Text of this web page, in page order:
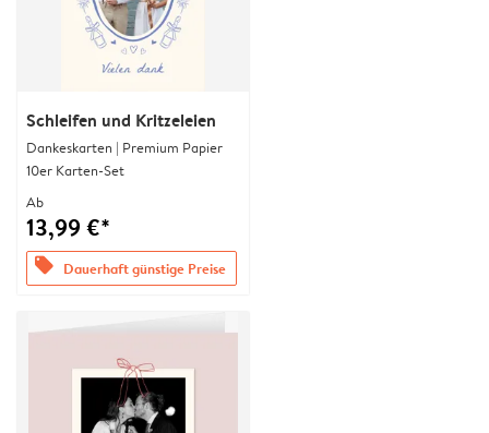
Schleifen und Kritzeleien
Dankeskarten | Premium Papier
10er Karten-Set
Ab
13,99 €*
offers Dauerhaft günstige Preise